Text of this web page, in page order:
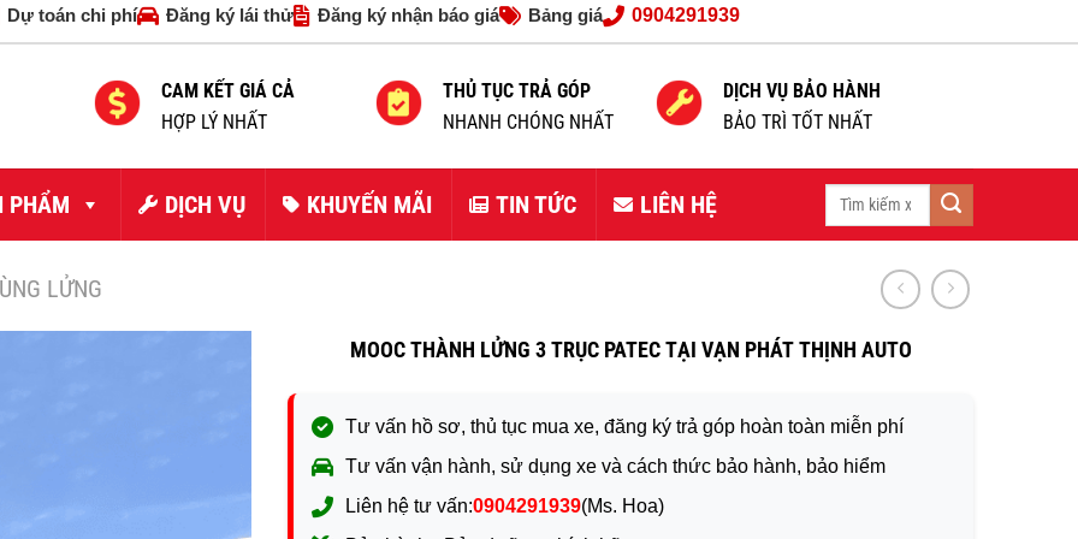
Dự toán chi phí Đăng ký lái thử Đăng ký nhận báo giá Bảng giá 0904291939
CAM KẾT GIÁ CẢ
HỢP LÝ NHẤT
THỦ TỤC TRẢ GÓP
NHANH CHÓNG NHẤT
DỊCH VỤ BẢO HÀNH
BẢO TRÌ TỐT NHẤT
PHẨM DỊCH VỤ KHUYẾN MÃI TIN TỨC LIÊN HỆ
Tìm
LỬNG
MOOC THÀNH LỬNG 3 TRỤC PATEC TẠI VẠN PHÁT THỊNH AUTO
Tư vấn hồ sơ, thủ tục mua xe, đăng ký trả góp hoàn toàn miễn phí
Tư vấn vận hành, sử dụng xe và cách thức bảo hành, bảo hiểm
Liên hệ tư vấn:0904291939(Ms. Hoa)